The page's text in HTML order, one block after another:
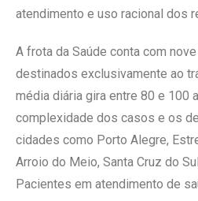
atendimento e uso racional dos
A frota da Saúde conta com
destinados exclusivamente ao
média diária gira entre 80 e 100
complexidade dos casos e os
cidades como Porto Alegre,
Arroio do Meio, Santa Cruz do
Pacientes em atendimento de